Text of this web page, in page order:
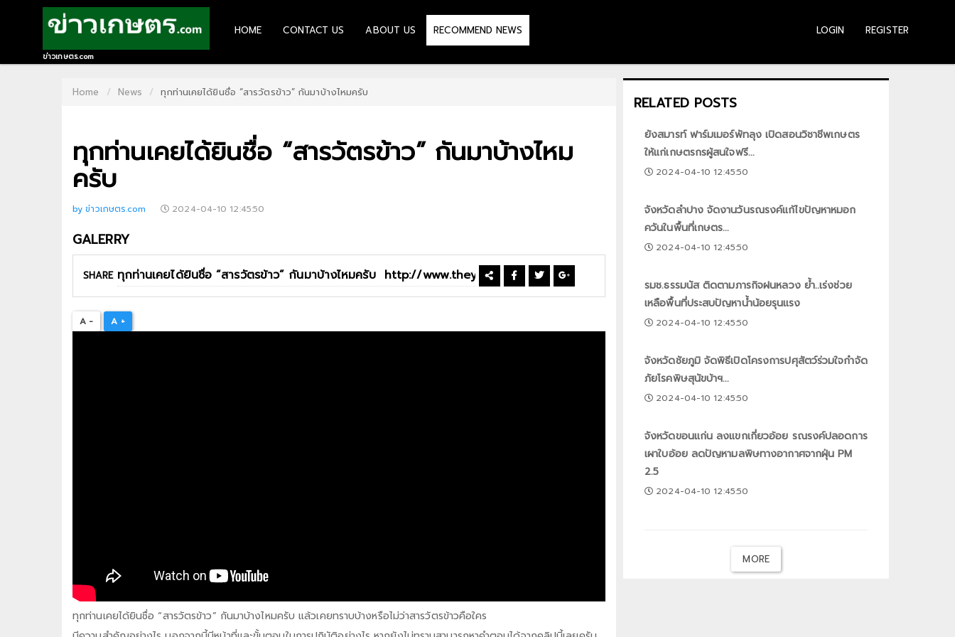
HOME
CONTACT
ข่าวเกษตร.com
HOME CONTACT US ABOUT US RECOMMEND NEWS LOGIN REGISTER
Home News ทุกท่านเคยได้ยินชื่อ “สารวัตรข้าว” กันมาบ้างไหมครับ
ทุกท่านเคยได้ยินชื่อ “สารวัตรข้าว” กันมาบ้างไหม
ครับ
by ข่าวเกษตร.com 2024-04-10 12:45:50
GALERRY
SHARE
A - A +
ทุกท่านเคยได้ยินชื่อ “สารวัตรข้าว” กันมาบ้างไหมครับ แล้วเคยทราบบ้างหรือไม่ว่าสารวัตรข้าวคือใคร
RELATED POSTS
ยังสมารท์ ฟาร์มเมอร์พัทลุง เปิดสอนวิชาชีพเกษตร
ให้แก่เกษตรกรผู้สนใจฟรี...
2024-04-10 12:45:50
จังหวัดลำปาง จัดงานวันรณรงค์แก้ไขปัญหาหมอก
ควันในพื้นที่เกษตร...
2024-04-10 12:45:50
รมช.ธรรมนัส ติดตามภารกิจฝนหลวง ย้ำ..เร่งช่วย
เหลือพื้นที่ประสบปัญหาน้ำน้อยรุนแรง
2024-04-10 12:45:50
จังหวัดชัยภูมิ จัดพิธีเปิดโครงการปศุสัตว์ร่วมใจกำจัด
ภัยโรคพิษสุนัขบ้าฯ...
2024-04-10 12:45:50
จังหวัดขอนแก่น ลงแขกเกี่ยวอ้อย รณรงค์ปลอดการ
เผาใบอ้อย ลดปัญหามลพิษทางอากาศจากฝุ่น PM
2.5
2024-04-10 12:45:50
MORE